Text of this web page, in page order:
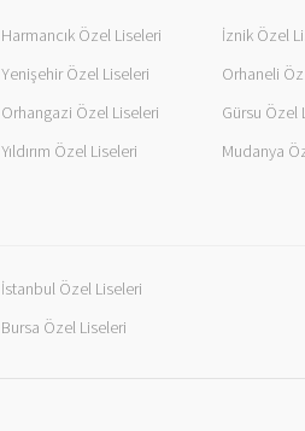
Harmancık Özel Liseleri
İznik Özel
Yenişehir Özel Liseleri
Orhaneli
Orhangazi Özel Liseleri
Gürsu Özel
Yıldırım Özel Liseleri
Mudanya
İstanbul Özel Liseleri
Bursa Özel Liseleri